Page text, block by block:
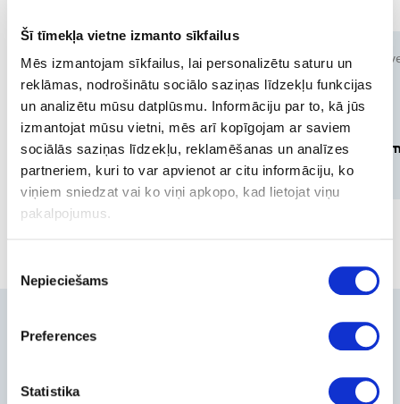
Šī tīmekļa vietne izmanto sīkfailus
Mēs izmantojam sīkfailus, lai personalizētu saturu un
reklāmas, nodrošinātu sociālo saziņas līdzekļu funkcijas
un analizētu mūsu datplūsmu. Informāciju par to, kā jūs
izmantojat mūsu vietni, mēs arī kopīgojam ar saviem
sociālās saziņas līdzekļu, reklamēšanas un analīzes
partneriem, kuri to var apvienot ar citu informāciju, ko
viņiem sniedzat vai ko viņi apkopo, kad lietojat viņu
pakalpojumus.
izvēle
Nepieciešams
Preferences
Statistika
Routers and
Managed
switches
26 products
Video
Dash
products
6, Place du Vel d’Hiv, Les Lilas